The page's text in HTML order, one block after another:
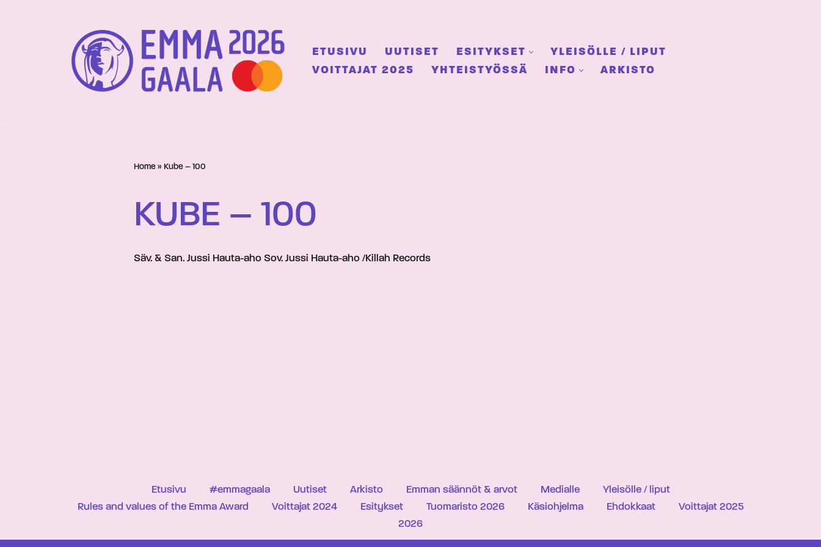
ETUSIVU UUTISET ESITYKSET
YLEISÖLLE / LIPUT
VOITTAJAT 2025
YHTEISTYÖSSÄ INFO ARKISTO
Home » Kube – 100
KUBE – 100
Säv. & San. Jussi Hauta-aho Sov. Jussi Hauta-aho /Killah Records
Etusivu #emmagaala Uutiset Arkisto Emman säännöt & arvot Medialle
Yleisölle / liput
Rules and values of the Emma Award
Voittajat 2024 Esitykset Tuomaristo 2026 Käsiohjelma Ehdokkaat
Voittajat 2025
2026